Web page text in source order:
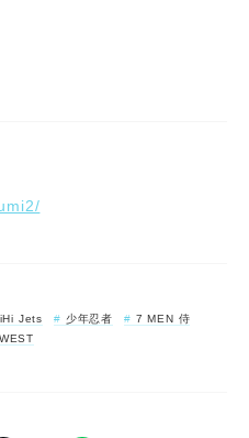
Jets 少年忍者
7 MEN 侍